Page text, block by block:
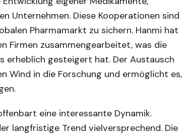
Unternehmen. Diese Kooperationen sind
Pharmamarkt zu sichern. Hanmi hat
Firmen zusammengearbeitet, was die
erheblich gesteigert hat. Der Austausch
Wind in die Forschung und ermöglicht es,
eine interessante Dynamik.
langfristige Trend vielversprechend. Die